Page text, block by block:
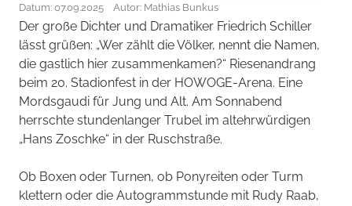
Datum: 07.09.2025 Autor: Mathias Bunkus
Der große Dichter und Dramatiker Friedrich Schiller
lässt grüßen: „Wer zählt die Völker, nennt die Namen,
die gastlich hier zusammenkamen?“ Riesenandrang
beim 20. Stadionfest in der HOWOGE-Arena. Eine
Mordsgaudi für Jung und Alt. Am Sonnabend
herrschte stundenlanger Trubel im altehrwürdigen
„Hans Zoschke“ in der Ruschstraße.
Ob Boxen oder Turnen, ob Ponyreiten oder Turm
klettern oder die Autogrammstunde mit Rudy Raab,